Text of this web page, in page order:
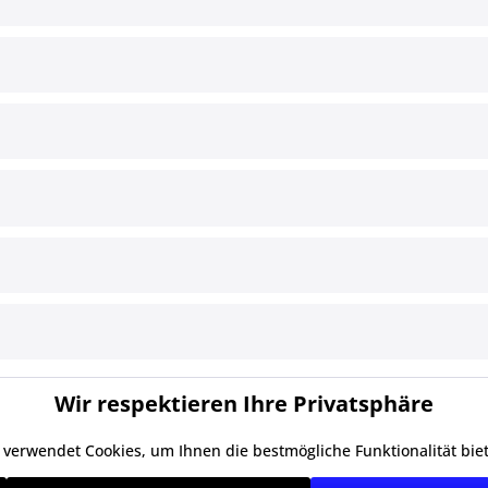
Mehrwertsteuer zzgl.Versandkostenund ggf. Nachnahmegebühren, wenn
Wir respektieren Ihre Privatsphäre
verwendet Cookies, um Ihnen die bestmögliche Funktionalität